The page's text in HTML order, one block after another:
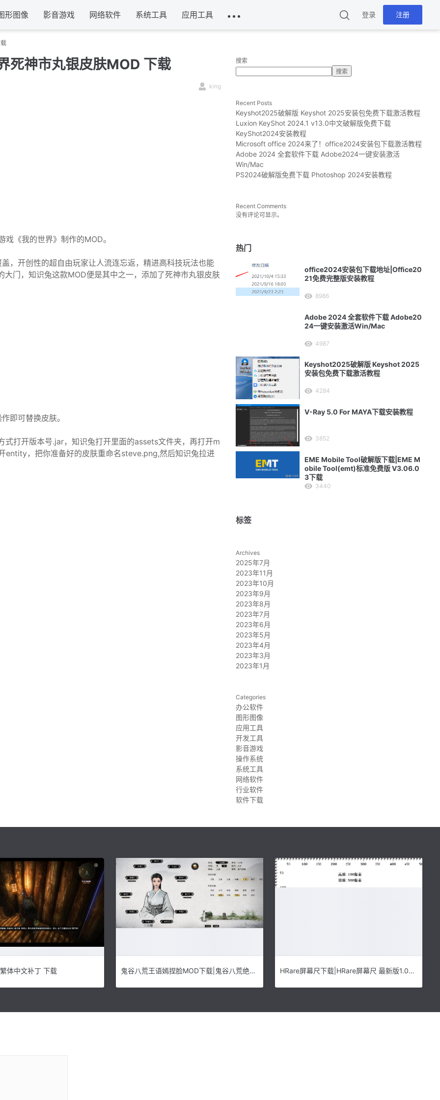
形图像 影音游戏 网络软件 系统工具 应用工具 登录 注册
死神市丸银皮肤MOD 下载
king
《我的世界》制作的MOD。
，开创性的超自由玩家让人流连忘返，精进高科技玩法也能
门，知识兔这款MOD便是其中之一，添加了死神市丸银皮肤
即可替换皮肤。
打开版本号.jar，知识兔打开里面的assets文件夹，再打开m
，把你准备好的皮肤重命名steve.png,然后知识兔拉进
搜索
搜索
Recent Posts
Keyshot2025破解版 Keyshot 2025安装包免费下载激活教程
Luxion KeyShot 2024.1 v13.0中文破解版免费下载
KeyShot2024安装教程
Microsoft office 2024来了！office2024安装包下载激活教程
Adobe 2024 全套软件下载 Adobe2024一键安装激活
Win/Mac
PS2024破解版免费下载 Photoshop 2024安装教程
Recent Comments
没有评论可显示。
热门
office2024安装包下载地址|Office20
21免费完整版安装教程
8986
Adobe 2024 全套软件下载 Adobe20
24一键安装激活Win/Mac
4987
Keyshot2025破解版 Keyshot 2025
安装包免费下载激活教程
4284
V-Ray 5.0 For MAYA下载安装教程
3852
EME Mobile Tool破解版下载|EME M
obile Tool(emt)标准免费版 V3.06.0
3下载
3440
标签
Archives
2025年7月
2023年11月
2023年10月
2023年9月
2023年8月
2023年7月
2023年6月
2023年5月
2023年4月
2023年3月
2023年1月
Categories
办公软件
图形图像
应用工具
开发工具
影音游戏
操作系统
系统工具
网络软件
行业软件
软件下载
体中文补丁 下载 鬼谷八荒王语嫣捏脸MOD下载|鬼谷八荒绝世容颜王语嫣捏脸MOD 下载 HRare屏幕尺下载|HRare屏幕尺 最新版1.0下载